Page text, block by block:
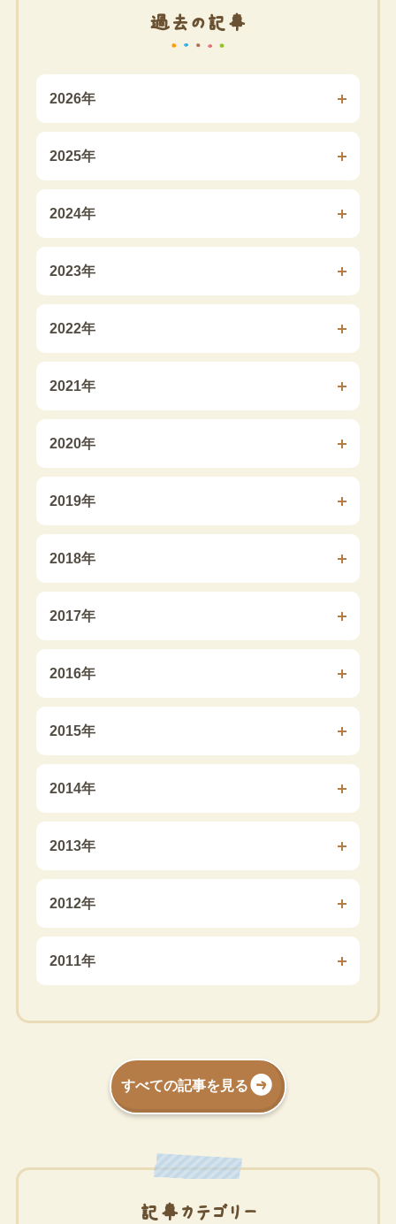
過去の記事
2026年
2025年
2024年
2023年
2022年
2021年
2020年
2019年
2018年
2017年
2016年
2015年
2014年
2013年
2012年
2011年
すべての記事を見る
記事カテゴリー